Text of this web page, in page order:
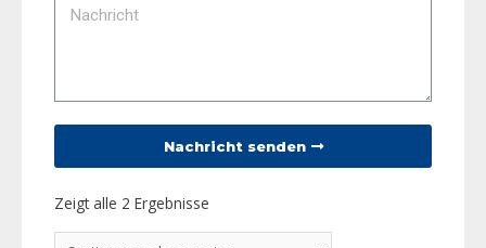
Nachricht senden
Zeigt alle 2 Ergebnisse